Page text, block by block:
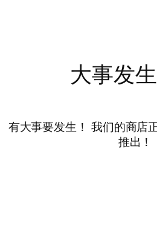
大事发
有大事要发生！ 我们的商店
推出！